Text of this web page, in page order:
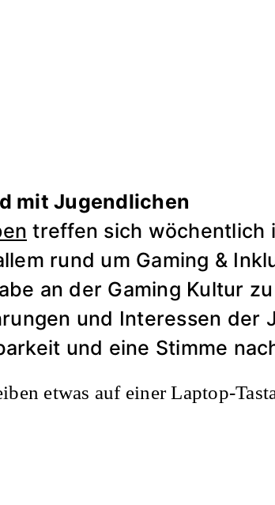
mit Jugendlichen
treffen sich wöchentlich
rund um Gaming &
an der Gaming Kultur
und Interessen der
und eine Stimme